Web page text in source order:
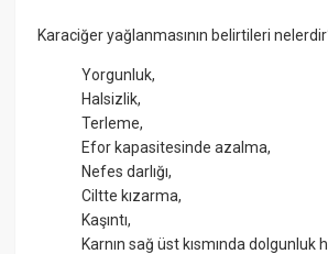
Karaciğer yağlanmasının belirtileri
Yorgunluk,
Halsizlik,
Terleme,
Efor kapasitesinde azalma,
Nefes darlığı,
Ciltte kızarma,
Kaşıntı,
Karnın sağ üst kısmında dolgunluk